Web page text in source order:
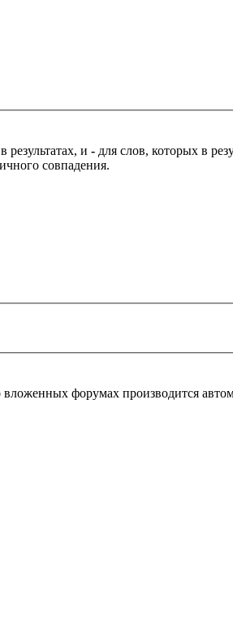
и - для слов, которых в
совпадения.
форумах производится